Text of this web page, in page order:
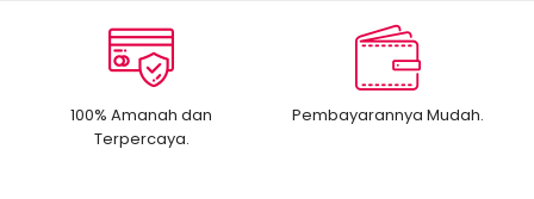
100% Amanah dan
Terpercaya.
Pembayarannya Mudah.